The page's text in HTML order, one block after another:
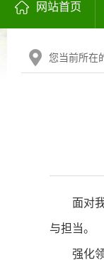
网站首页
您当前所在
面对
与担当。
强化